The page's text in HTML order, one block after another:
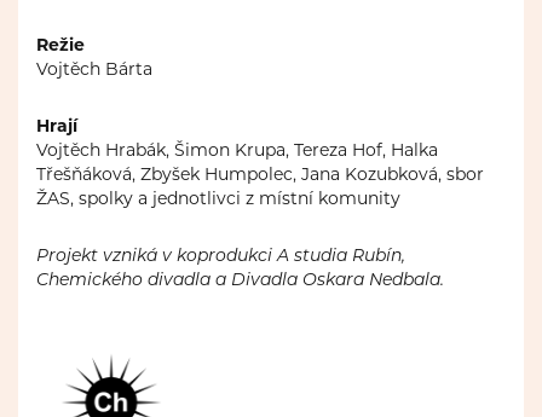
Režie
Vojtěch Bárta
Hrají
Vojtěch Hrabák, Šimon Krupa, Tereza Hof, Halka
Třešňáková, Zbyšek Humpolec, Jana Kozubková, sbor
ŽAS, spolky a jednotlivci z místní komunity
Projekt vzniká v koprodukci A studia Rubín,
Chemického divadla a Divadla Oskara Nedbala.